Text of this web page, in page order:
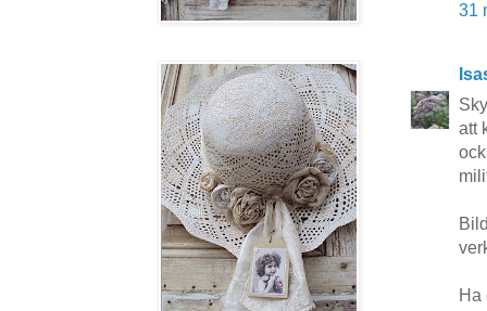
31
att
Ha